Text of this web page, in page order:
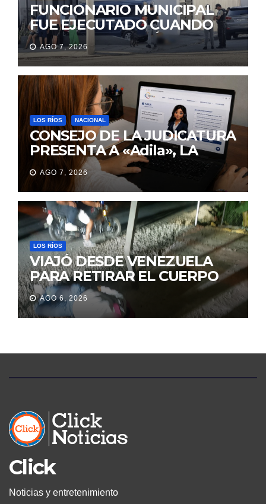
FUNCIONARIO MUNICIPAL
FUE EJECUTADO CUANDO
IBA A UNA REUNIÓN DE
TRABAJO EN MANTA
AGO 7, 2026
LOS RÍOS NACIONAL
CONSEJO DE LA JUDICATURA
PRESENTA A «Adila», LA
ASISTENTE VIRTUAL QUE
ORIENTA A LA CIUDADANÍA
SOBRE TRÁMITES
JUDICIALES
AGO 7, 2026
LOS RÍOS
VIAJÓ DESDE VENEZUELA
PARA RETIRAR EL CUERPO
DE SU MARIDO QUE
PERMANECIÓ SEIS DÍAS EN
LA MORGUE
AGO 6, 2026
Click
Noticias y entretenimiento